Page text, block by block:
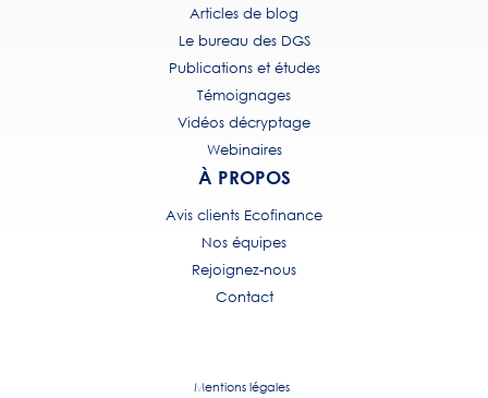
Articles de blog
Le bureau des DGS
Publications et études
Témoignages
Vidéos décryptage
Webinaires
À PROPOS
Avis clients Ecofinance
Nos équipes
Rejoignez-nous
Contact
Mentions légales